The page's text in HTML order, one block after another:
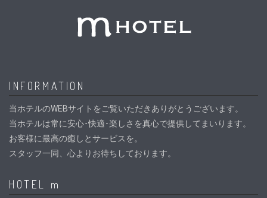
INFORMATION
当ホテルのWEBサイトをご覧いただきありがとうございます。
当ホテルは常に安心･快適･楽しさを真心で提供してまいります。
お客様に最高の癒しとサービスを。
スタッフ一同、心よりお待ちしております。
HOTEL m